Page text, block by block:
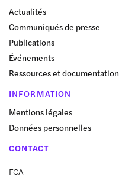
Actualités
Communiqués de presse
Publications
Événements
Ressources et documentation
INFORMATION
Mentions légales
Données personnelles
CONTACT
FCA